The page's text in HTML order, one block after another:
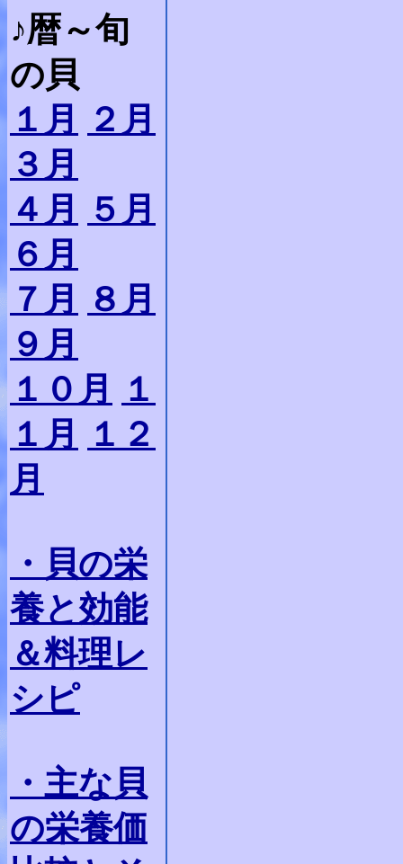
♪暦～旬
の貝
１月
２月
３月
４月
５月
６月
７月
８月
９月
１０月
１
１月
１２
月
・貝の栄
養と効能
＆料理レ
シピ
・主な貝
の栄養価